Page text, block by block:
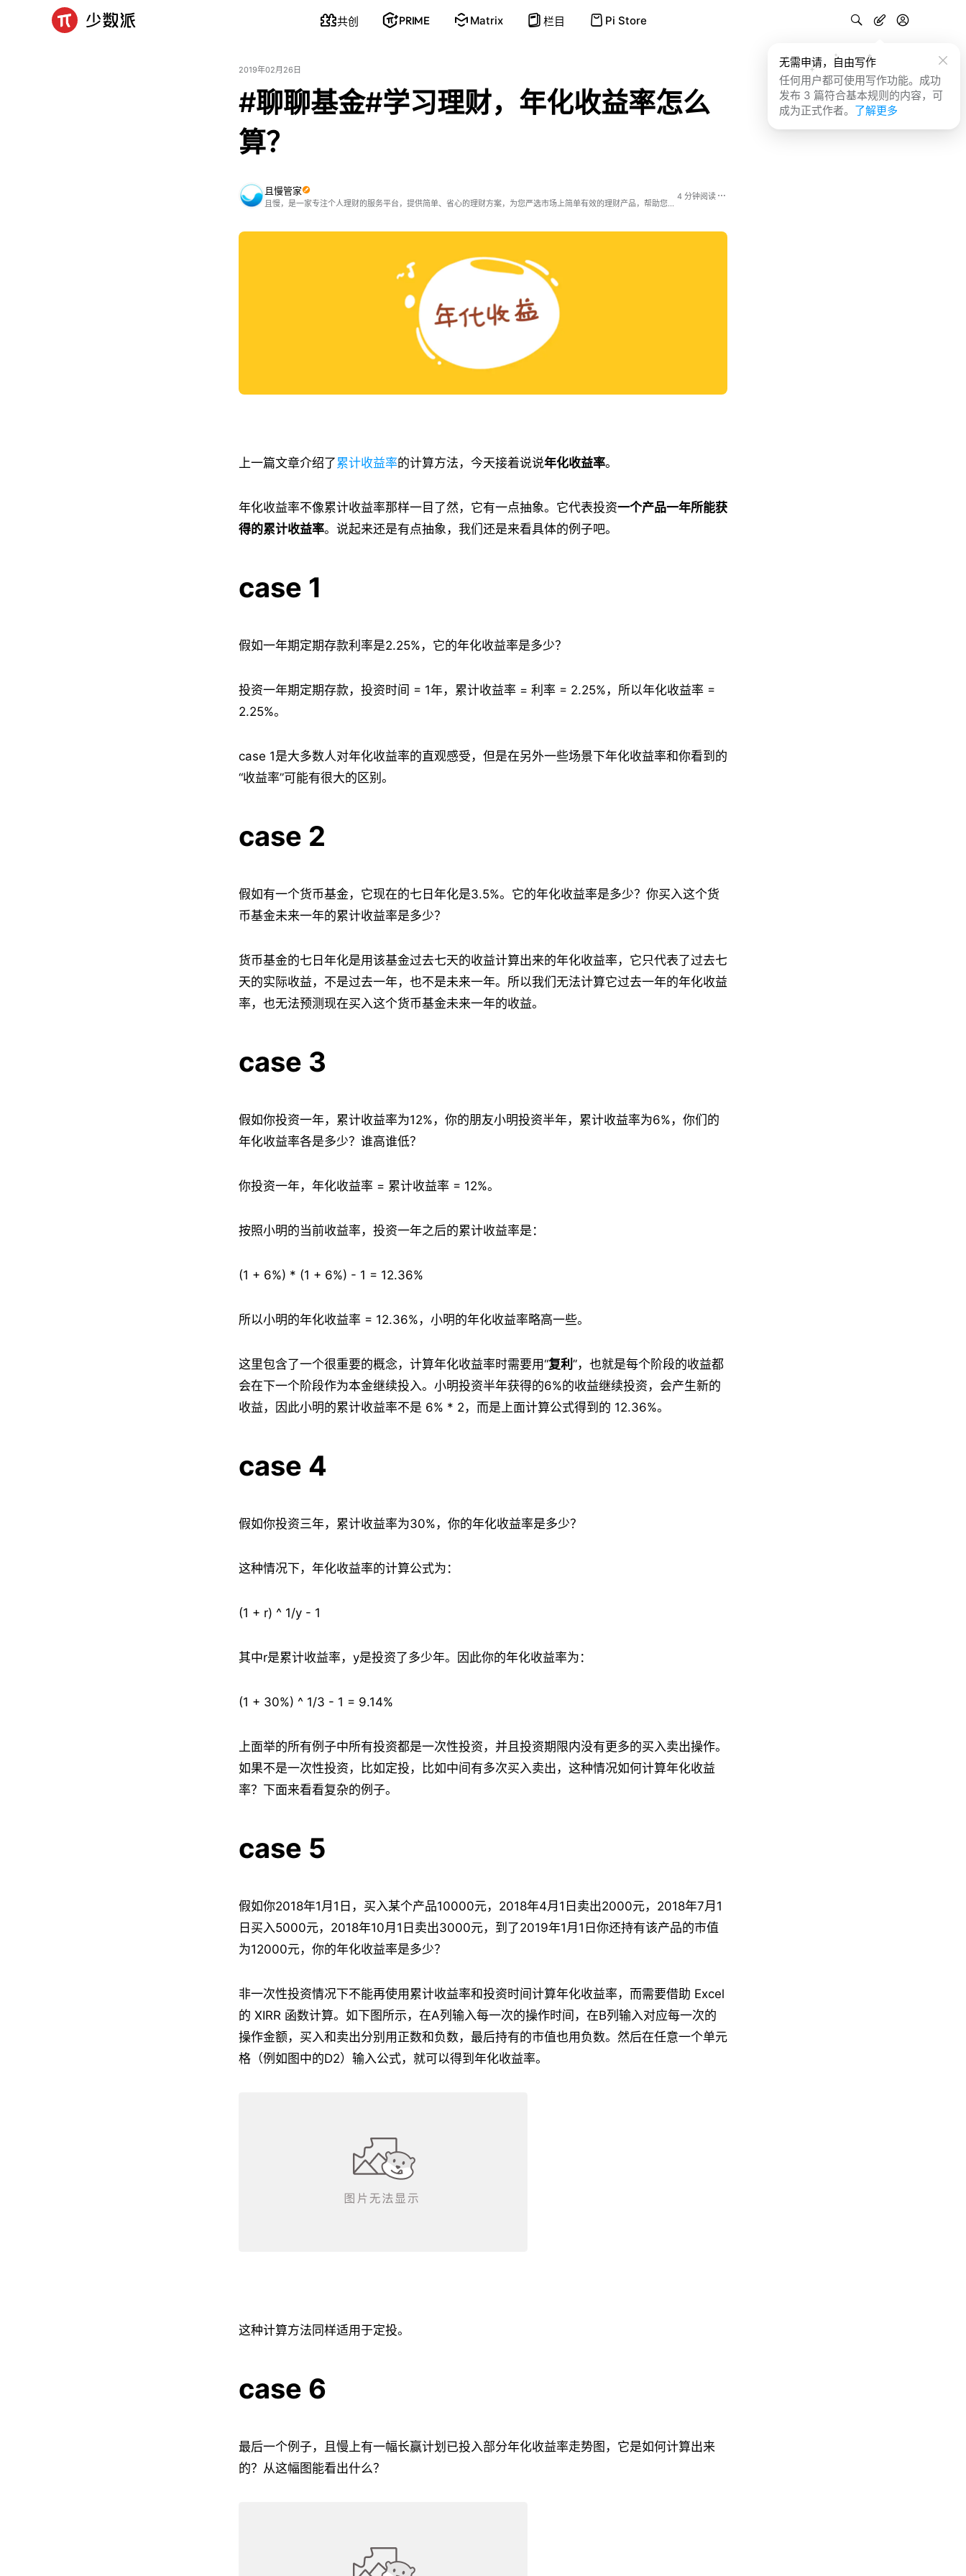
共创 PRIME Matrix 栏目 Pi Store
无需申请，自由写作
任何用户都可使用写作功能。成功
发布 3 篇符合基本规则的内容，可
成为正式作者。 了解更多
2019年02月26日
#聊聊基金#学习理财，年化收益率怎么
算？
且慢管家
且慢，是一家专注个人理财的服务平台，提供简单、省心的理财方案，为您严选市场上简单有效的理财产品，帮助您做好活钱管理、稳健理财、长期投资和保险保障，让您的资产在保值的基础上实现稳步、持续的增值。
4 分钟阅读
上一篇文章介绍了累计收益率的计算方法，今天接着说说年化收益率。
年化收益率不像累计收益率那样一目了然，它有一点抽象。它代表投资一个产品一年所能获
得的累计收益率。说起来还是有点抽象，我们还是来看具体的例子吧。
case 1
假如一年期定期存款利率是2.25%，它的年化收益率是多少？
投资一年期定期存款，投资时间 = 1年，累计收益率 = 利率 = 2.25%，所以年化收益率 =
2.25%。
case 1是大多数人对年化收益率的直观感受，但是在另外一些场景下年化收益率和你看到的
“收益率”可能有很大的区别。
case 2
假如有一个货币基金，它现在的七日年化是3.5%。它的年化收益率是多少？你买入这个货
币基金未来一年的累计收益率是多少？
货币基金的七日年化是用该基金过去七天的收益计算出来的年化收益率，它只代表了过去七
天的实际收益，不是过去一年，也不是未来一年。所以我们无法计算它过去一年的年化收益
率，也无法预测现在买入这个货币基金未来一年的收益。
case 3
假如你投资一年，累计收益率为12%，你的朋友小明投资半年，累计收益率为6%，你们的
年化收益率各是多少？谁高谁低？
你投资一年，年化收益率 = 累计收益率 = 12%。
按照小明的当前收益率，投资一年之后的累计收益率是：
(1 + 6%) * (1 + 6%) - 1 = 12.36%
所以小明的年化收益率 = 12.36%，小明的年化收益率略高一些。
这里包含了一个很重要的概念，计算年化收益率时需要用“复利 ”，也就是每个阶段的收益都
会在下一个阶段作为本金继续投入。小明投资半年获得的6%的收益继续投资，会产生新的
收益，因此小明的累计收益率不是 6% * 2，而是上面计算公式得到的 12.36%。
case 4
假如你投资三年，累计收益率为30%，你的年化收益率是多少？
这种情况下，年化收益率的计算公式为：
(1 + r) ^ 1/y - 1
其中r是累计收益率，y是投资了多少年。因此你的年化收益率为：
(1 + 30%) ^ 1/3 - 1 = 9.14%
上面举的所有例子中所有投资都是一次性投资，并且投资期限内没有更多的买入卖出操作。
如果不是一次性投资，比如定投，比如中间有多次买入卖出，这种情况如何计算年化收益
率？下面来看看复杂的例子。
case 5
假如你2018年1月1日，买入某个产品10000元，2018年4月1日卖出2000元，2018年7月1
日买入5000元，2018年10月1日卖出3000元，到了2019年1月1日你还持有该产品的市值
为12000元，你的年化收益率是多少？
非一次性投资情况下不能再使用累计收益率和投资时间计算年化收益率，而需要借助 Excel
的 XIRR 函数计算。如下图所示，在A列输入每一次的操作时间，在B列输入对应每一次的
操作金额，买入和卖出分别用正数和负数，最后持有的市值也用负数。然后在任意一个单元
格（例如图中的D2）输入公式，就可以得到年化收益率。
这种计算方法同样适用于定投。
case 6
最后一个例子，且慢上有一幅长赢计划已投入部分年化收益率走势图，它是如何计算出来
的？从这幅图能看出什么？